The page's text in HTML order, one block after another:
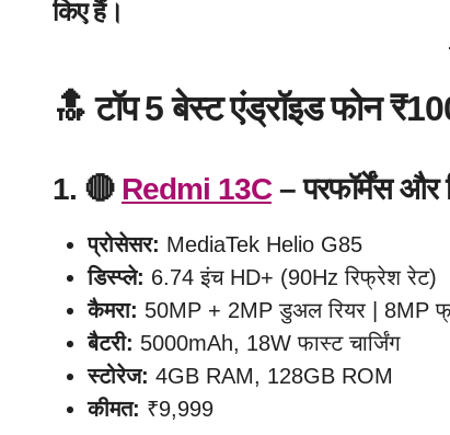
किए हैं।
🔝 टॉप 5 बेस्ट एंड्रॉइड फोन
1. 🔴 Redmi 13C– परफॉर्मेंस और
प्रोसेसर: MediaTek Helio G85
डिस्प्ले: 6.74 इंच HD+ (90Hz रिफ्रेश रेट)
कैमरा: 50MP + 2MP डुअल रियर | 8MP
बैटरी: 5000mAh, 18W फास्ट चार्जिंग
स्टोरेज: 4GB RAM, 128GB ROM
कीमत: ₹9,999